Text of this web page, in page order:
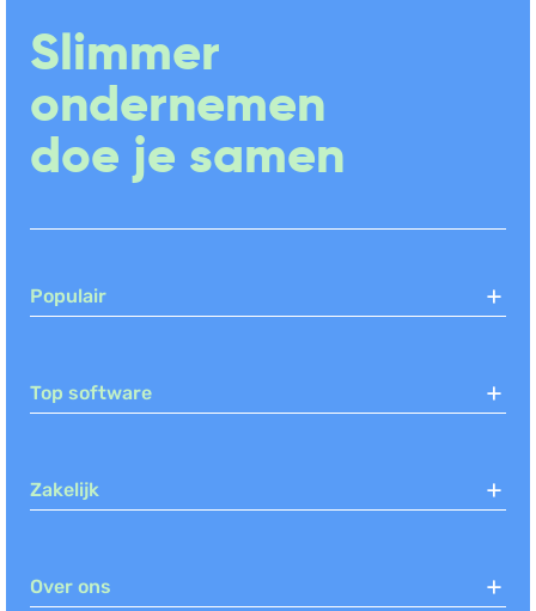
Slimmer
ondernemen
doe je samen
Populair
Top software
Zakelijk
Over ons